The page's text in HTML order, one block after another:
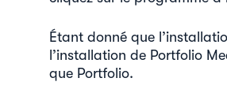
Étant donné que
l’installation de Portfolio
que Portfolio.